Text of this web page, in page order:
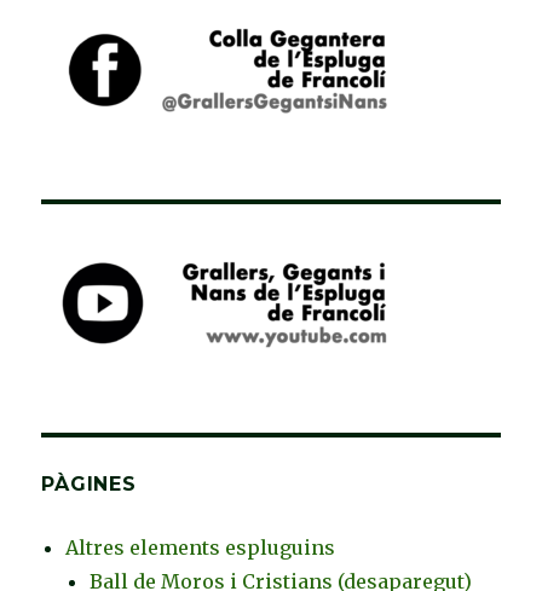
PÀGINES
Altres elements espluguins
Ball de Moros i Cristians (desaparegut)